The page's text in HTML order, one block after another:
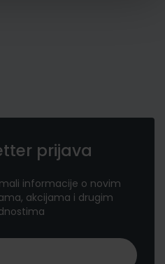
prijava
informacije o novim
akcijama i drugim